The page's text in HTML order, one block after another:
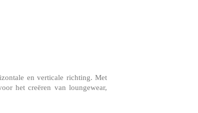
en verticale richting. Met
het creëren van loungewear,